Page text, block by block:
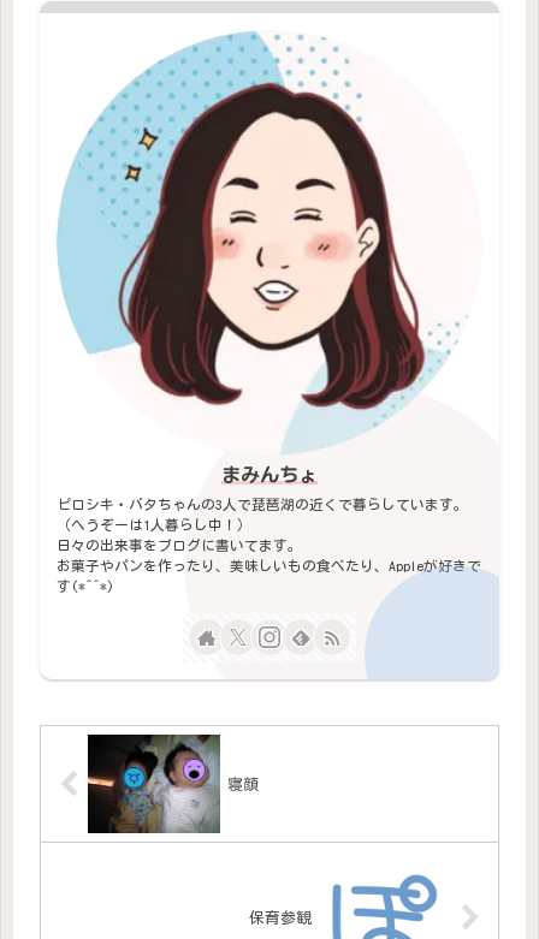
まみんちょ
ピロシキ・バタちゃんの3人で琵琶湖の近くで暮らしています。
（へうぞーは1人暮らし中！）
日々の出来事をブログに書いてます。
お菓子やパンを作ったり、美味しいもの食べたり、Appleが好きで
す(*^^*)
寝顔
保育参観